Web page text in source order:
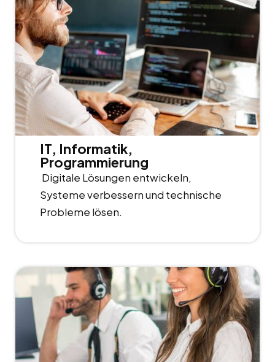
IT, Informatik,
Programmierung
Digitale Lösungen entwickeln,
Systeme verbessern und technische
Probleme lösen.